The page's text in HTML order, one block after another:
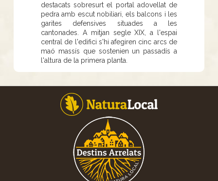
destacats sobresurt el portal adovellat de
pedra amb escut nobiliari, els balcons i les
garites defensives situades a les
cantonades. A mitjan segle XIX, a l'espai
central de l'edifici s'hi afegiren cinc arcs de
maó massís que sostenien un passadís a
l'altura de la primera planta.